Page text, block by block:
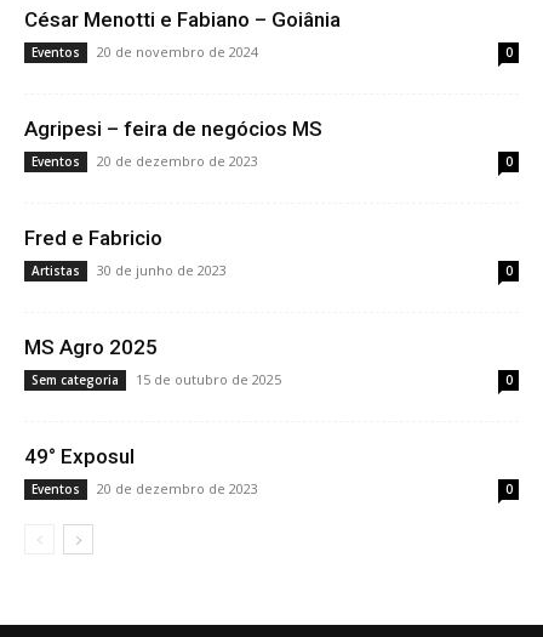
César Menotti e Fabiano – Goiânia
Eventos 20 de novembro de 2024 0
Agripesi – feira de negócios MS
Eventos 20 de dezembro de 2023 0
Fred e Fabricio
Artistas 30 de junho de 2023 0
MS Agro 2025
Sem categoria 15 de outubro de 2025 0
49° Exposul
Eventos 20 de dezembro de 2023 0